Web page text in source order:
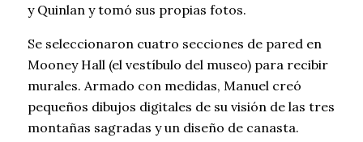
y Quinlan y tomó sus propias fotos.
Se seleccionaron cuatro secciones de pared en
Mooney Hall (el vestíbulo del museo) para recibir
murales. Armado con medidas, Manuel creó
pequeños dibujos digitales de su visión de las tres
montañas sagradas y un diseño de canasta.